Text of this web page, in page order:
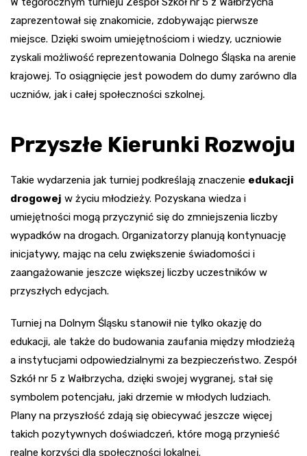
zaprezentował się znakomicie, zdobywając pierwsze
miejsce. Dzięki swoim umiejętnościom i wiedzy, uczniowie
zyskali możliwość reprezentowania Dolnego Śląska na arenie
krajowej. To osiągnięcie jest powodem do dumy zarówno dla
uczniów, jak i całej społeczności szkolnej.
Przyszłe Kierunki Rozwoju
Takie wydarzenia jak turniej podkreślają znaczenie edukacji
drogowej w życiu młodzieży. Pozyskana wiedza i
umiejętności mogą przyczynić się do zmniejszenia liczby
wypadków na drogach. Organizatorzy planują kontynuację
inicjatywy, mając na celu zwiększenie świadomości i
zaangażowanie jeszcze większej liczby uczestników w
przyszłych edycjach.
Turniej na Dolnym Śląsku stanowił nie tylko okazję do
edukacji, ale także do budowania zaufania między młodzieżą
a instytucjami odpowiedzialnymi za bezpieczeństwo. Zespół
Szkół nr 5 z Wałbrzycha, dzięki swojej wygranej, stał się
symbolem potencjału, jaki drzemie w młodych ludziach.
Plany na przyszłość zdają się obiecywać jeszcze więcej
takich pozytywnych doświadczeń, które mogą przynieść
realne korzyści dla społeczności lokalnej.